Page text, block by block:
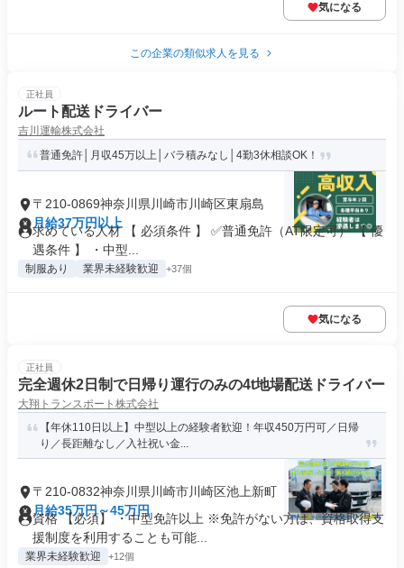
気になる
この企業の類似求人を見る
正社員
ルート配送ドライバー
吉川運輸株式会社
普通免許│月収45万以上│バラ積みなし│4勤3休相談OK！
〒210-0869神奈川県川崎市川崎区東扇島
月給37万円以上
求めている人材 【 必須条件 】 ✅普通免許（AT限定可） 【 優
遇条件 】 ・中型...
制服あり 業界未経験歓迎 +37個
気になる
正社員
完全週休2日制で日帰り運行のみの4t地場配送ドライバー
大翔トランスポート株式会社
【年休110日以上】中型以上の経験者歓迎！年収450万円可／日帰
り／長距離なし／入社祝い金...
〒210-0832神奈川県川崎市川崎区池上新町
月給35万円～45万円
資格 【必須】 ・中型免許以上 ※免許がない方は、資格取得支
援制度を利用することも可能...
業界未経験歓迎 +12個